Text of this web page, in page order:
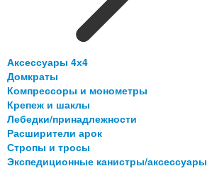
Аксессуары 4х4
Домкраты
Компрессоры и монометры
Крепеж и шаклы
Лебедки/принадлежности
Расширители арок
Стропы и тросы
Экспедиционные канистры/аксессуары